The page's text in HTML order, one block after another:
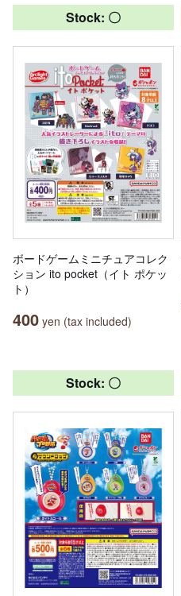
Stock: 〇
ボードゲームミニチュアコレク
ション ito pocket（イト ポケッ
ト）
400 yen (tax included)
Stock: 〇